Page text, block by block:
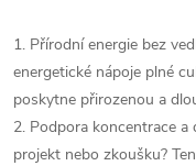
1. Přírodní energie bez
energetické nápoje plné
poskytne přirozenou a
2. Podpora koncentrace
projekt nebo zkoušku?